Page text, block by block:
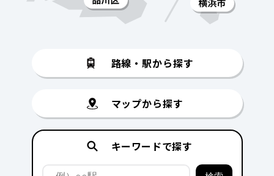
路線・駅から探す
マップから探す
キーワードで探す